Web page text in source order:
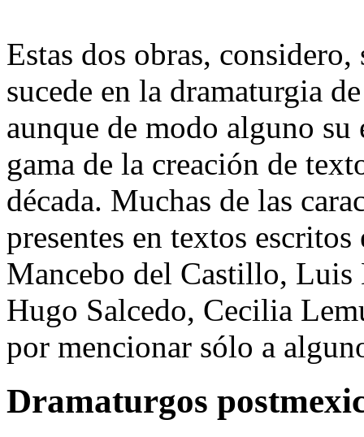
Estas dos obras,
sucede en la dramaturgia
aunque de modo alguno
gama de la creación de
década. Muchas de las
presentes en textos
Mancebo del Castillo,
Hugo Salcedo, Cecilia
por mencionar sólo a
Dramaturgos